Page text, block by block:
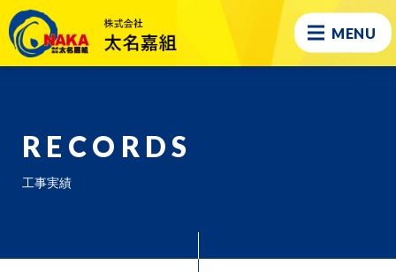
MENU
RECORDS
工事実績